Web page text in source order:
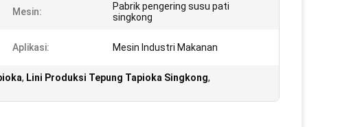
Mesin:
Pabrik pengering susu pati
singkong
Aplikasi: Mesin Industri Makanan
, Lini Produksi Tepung Tapioka Singkong,